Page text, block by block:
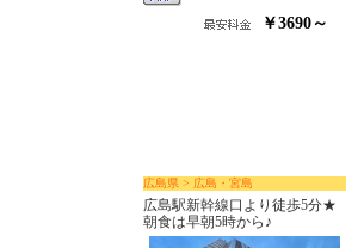
￥3690～
広島県 > 広島・宮島
広島駅新幹線口より徒歩5分★
朝食は早朝5時から♪